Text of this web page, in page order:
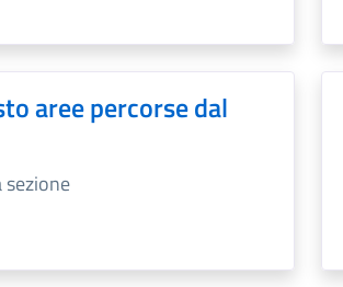
aree percorse dal
sezione